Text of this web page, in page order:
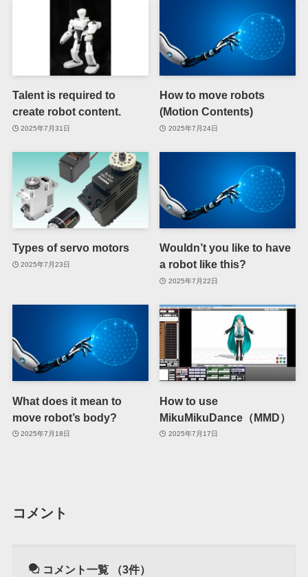
Talent is required to
create robot content.
2025年7月31日
How to move robots
(Motion Contents)
2025年7月24日
Types of servo motors
2025年7月23日
Wouldn’t you like to have
a robot like this?
2025年7月22日
What does it mean to
move robot’s body?
2025年7月18日
How to use
MikuMikuDance（MMD）
2025年7月17日
コメント
コメント一覧 （3件）